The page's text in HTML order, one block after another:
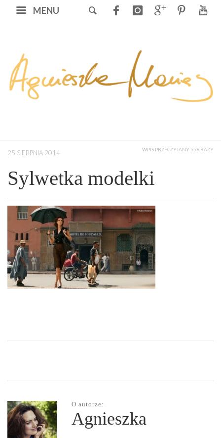
MENU
25 SIERPNIA 2014 WPIS PRZECZYTANY 559 RAZY
Sylwetka modelki
O autorze:
Agnieszka